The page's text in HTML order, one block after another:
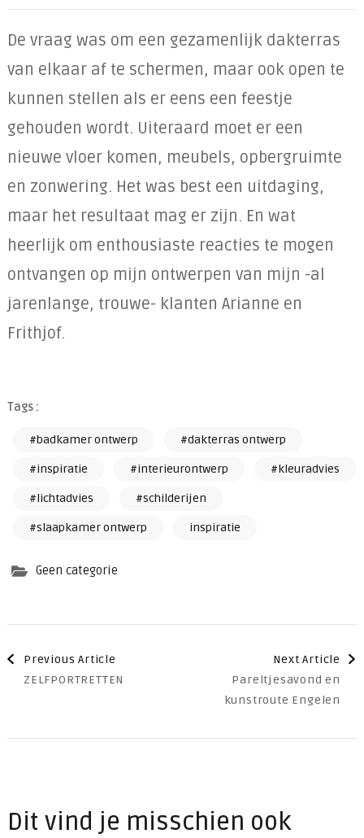
De vraag was om een gezamenlijk dakterras
van elkaar af te schermen, maar ook open te
kunnen stellen als er eens een feestje
gehouden wordt. Uiteraard moet er een
nieuwe vloer komen, meubels, opbergruimte
en zonwering. Het was best een uitdaging,
maar het resultaat mag er zijn. En wat
heerlijk om enthousiaste reacties te mogen
ontvangen op mijn ontwerpen van mijn -al
jarenlange, trouwe- klanten Arianne en
Frithjof.
Tags :
#badkamer ontwerp #dakterras ontwerp
#inspiratie #interieurontwerp #kleuradvies
#lichtadvies #schilderijen
#slaapkamer ontwerp inspiratie
Geen categorie
Post
Previous Article
ZELFPORTRETTEN
Next Article
Pareltjesavond en
kunstroute Engelen
Dit vind je misschien ook